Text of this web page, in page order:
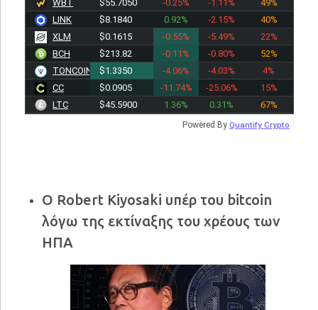
WBT
$55.7050 -0.25% -1.11%
49%
LINK
$8.1840 0.92% -2.15%
40%
XLM
$0.1615 -0.55% -5.49%
22%
BCH
$213.82 -0.11% -0.80%
52%
TONCOIN
$1.3350 -4.06% -4.03%
4%
CC
$0.0905 -11.74% -25.06%
15%
LTC
$45.5900 1.36% 0.31% 67%
Powered By Quantify Crypto
Ο Robert Kiyosaki υπέρ του bitcoin
λόγω της εκτίναξης του χρέους των
ΗΠΑ